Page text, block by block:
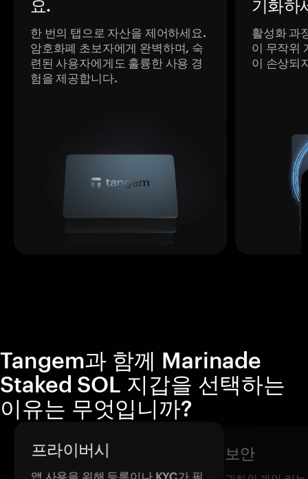
요.
한 번의 탭으로 자산을 제어하세요.
암호화폐 초보자에게 완벽하며, 숙
련된 사용자에게도 훌륭한 사용 경
험을 제공합니다.
기화하
활성화 과
이 무작위
이 손상되
Tangem과 함께 Marinade
Staked SOL 지갑을 선택하는
이유는 무엇입니까?
프라이버시 보안